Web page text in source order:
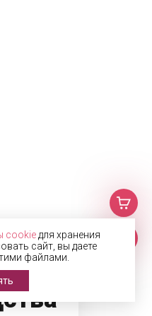
cookie для хранения
сайт, вы даете
файлами.